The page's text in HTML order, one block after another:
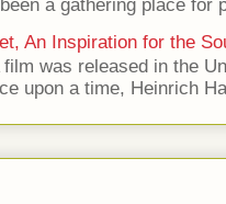
a gathering place for
An Inspiration for the
was released in the
upon a time, Heinrich